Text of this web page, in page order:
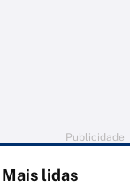
Publicidade
Mais lidas